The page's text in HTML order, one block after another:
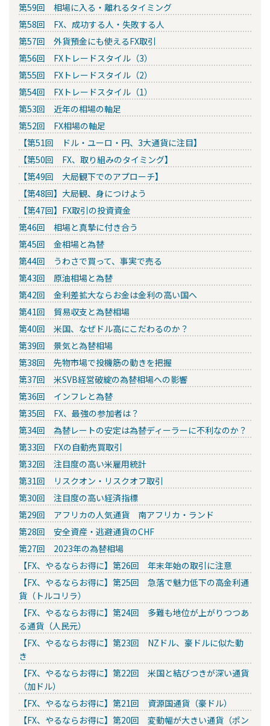
第59回 相場に入る・離れるタイミング
第58回 FX、成功する人・失敗する人
第57回 外貨預金にも使えるFX取引
第56回 FXトレードスタイル（3）
第55回 FXトレードスタイル（2）
第54回 FXトレードスタイル（1）
第53回 近年の相場の軸足
第52回 FX相場の軸足
【第51回 ドル・ユーロ・円、3大通貨に注目】
【第50回 FX、取り組みのタイミング】
【第49回 大局観下でのアプローチ】
【第48回】大局観、身につけよう
【第47回】FX取引の投資資金
第46回 相場と真摯に付き合う
第45回 金相場と為替
第44回 うわさで買って、事実で売る
第43回 原油相場と為替
第42回 金利差拡大ならお金は金利の高い国へ
第41回 貿易収支と為替相場
第40回 米国、なぜドル高にこだわるのか？
第39回 景気と為替相場
第38回 先物市場で投機筋の動きを把握
第37回 米SVB経営破綻の為替相場への影響
第36回 インフレと為替
第35回 FX、最強の参加者は？
第34回 為替レートの安定は為替ディーラーに不利なのか？
第33回 FXの自動売買取引
第32回 注目度の高い米雇用統計
第31回 リスクオン・リスクオフ取引
第30回 注目度の高い経済指標
第29回 アフリカの人気通貨 南アフリカ・ランド
第28回 安全資産・逃避通貨のCHF
第27回 2023年の為替相場
【FX、やるならお得に】第26回 年末年始の取引に注意
【FX、やるならお得に】第25回 急落で魅力低下の高金利通
貨（トルコリラ）
【FX、やるならお得に】第24回 多難も地位が上がりつつあ
る通貨（人民元）
【FX、やるならお得に】第23回 NZドル、豪ドルに似た動
き
【FX、やるならお得に】第22回 米国と結びつきが深い通貨
（加ドル）
【FX、やるならお得に】第21回 資源国通貨（豪ドル）
【FX、やるならお得に】第20回 変動幅が大きい通貨（ポン